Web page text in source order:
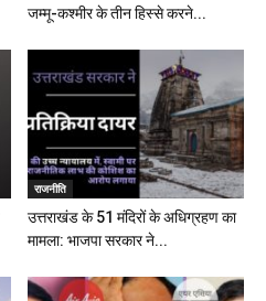
जम्मू-कश्मीर के तीन हिस्से करने...
राजनीति
उत्तराखंड के 51 मंदिरों के अधिग्रहण का
मामला: भाजपा सरकार ने...